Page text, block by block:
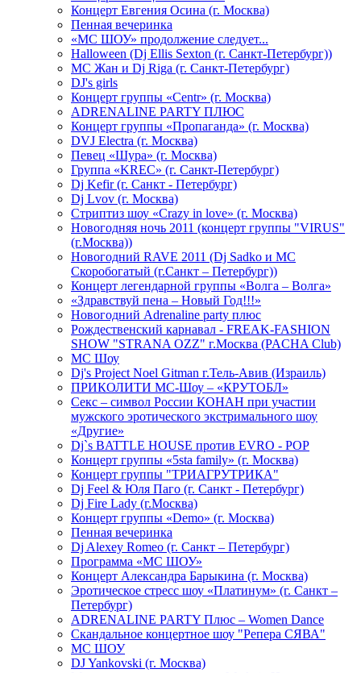
Концерт Евгения Осина (г. Москва)
Пенная вечеринка
«МС ШОУ» продолжение следует...
Halloween (Dj Ellis Sexton (г. Санкт-Петербург))
МС Жан и Dj Riga (г. Санкт-Петербург)
DJ's girls
Концерт группы «Centr» (г. Москва)
ADRENALINE PARTY ПЛЮС
Концерт группы «Пропаганда» (г. Москва)
DVJ Electra (г. Москва)
Певец «Шура» (г. Москва)
Группа «KREC» (г. Санкт-Петербург)
Dj Kefir (г. Санкт - Петербург)
Dj Lvov (г. Москва)
Стриптиз шоу «Crazy in love» (г. Москва)
Новогодняя ночь 2011 (концерт группы "VIRUS"
(г.Москва))
Новогодний RAVE 2011 (Dj Sadko и MC
Скоробогатый (г.Санкт – Петербург))
Концерт легендарной группы «Волга – Волга»
«Здравствуй пена – Новый Год!!!»
Новогодний Adrenaline party плюс
Рождественский карнавал - FREAK-FASHION
SHOW "STRANA OZZ" г.Москва (PACHA Club)
MC Шоу
Dj's Project Noel Gitman г.Тель-Авив (Израиль)
ПРИКОЛИТИ МС-Шоу – «КРУТОБЛ»
Секс – символ России КОНАН при участии
мужского эротического экстримального шоу
«Другие»
Dj`s BATTLE HOUSE против EVRO - POP
Концерт группы «5sta family» (г. Москва)
Концерт группы "ТРИАГРУТРИКА"
Dj Feel & Юля Паго (г. Санкт - Петербург)
Dj Fire Lady (г.Москва)
Концерт группы «Demo» (г. Москва)
Пенная вечеринка
Dj Alexey Romeo (г. Санкт – Петербург)
Программа «МС ШОУ»
Концерт Александра Барыкина (г. Москва)
Эротическое стресс шоу «Платинум» (г. Санкт –
Петербург)
ADRENALINE PARTY Плюс – Women Dance
Скандальное концертное шоу "Репера СЯВА"
МС ШОУ
DJ Yankovski (г. Москва)